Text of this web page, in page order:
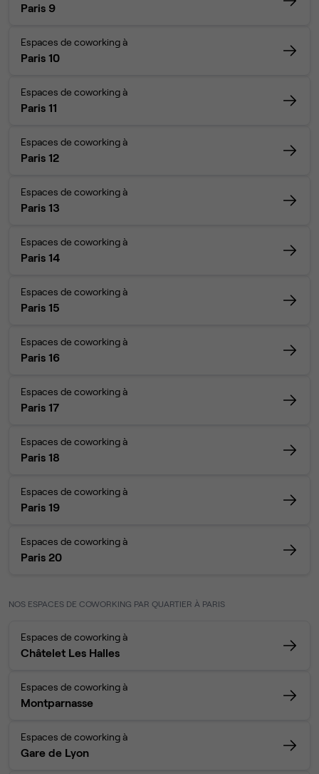
Paris 9
Espaces de coworking à
Paris 10
Espaces de coworking à
Paris 11
Espaces de coworking à
Paris 12
Espaces de coworking à
Paris 13
Espaces de coworking à
Paris 14
Espaces de coworking à
Paris 15
Espaces de coworking à
Paris 16
Espaces de coworking à
Paris 17
Espaces de coworking à
Paris 18
Espaces de coworking à
Paris 19
Espaces de coworking à
Paris 20
NOS ESPACES DE COWORKING PAR QUARTIER À PARIS
Espaces de coworking à
Châtelet Les Halles
Espaces de coworking à
Montparnasse
Espaces de coworking à
Gare de Lyon